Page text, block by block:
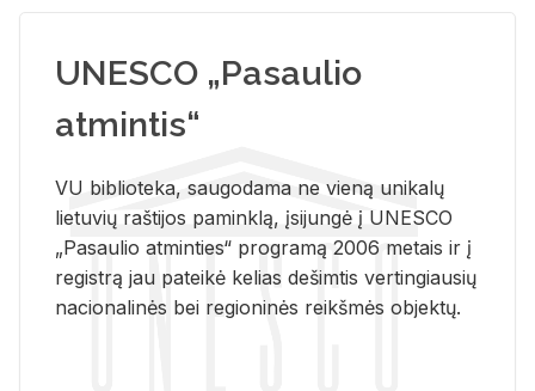
UNESCO „Pasaulio
atmintis“
VU biblioteka, saugodama ne vieną unikalų
lietuvių raštijos paminklą, įsijungė į UNESCO
„Pasaulio atminties“ programą 2006 metais ir į
registrą jau pateikė kelias dešimtis vertingiausių
nacionalinės bei regioninės reikšmės objektų.